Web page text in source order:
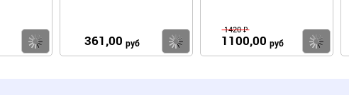
Купить361,00 руб Купить
1420 ₽
1100,00 руб